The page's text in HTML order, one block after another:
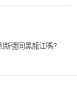
新彊同黑龍江嗎?